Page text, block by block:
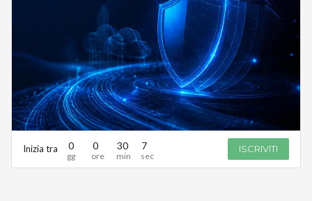
Inizia tra 0 0 30 7 ISCRIVITI